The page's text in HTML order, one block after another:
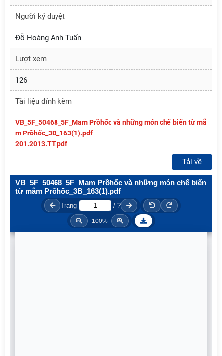
Người ký duyệt
Đỗ Hoàng Anh Tuấn
Lượt xem
126
Tài liệu đính kèm
VB_5F_50468_5F_Mam Prồhốc và những món chế biến từ mắ
m Prồhốc_3B_163(1).pdf
201.2013.TT.pdf
Tải về